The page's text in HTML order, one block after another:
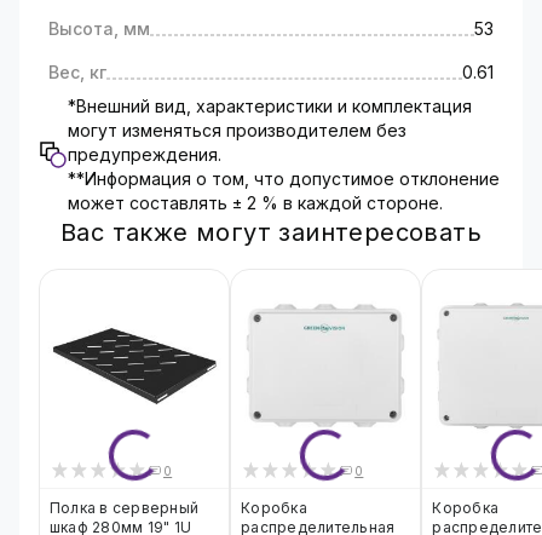
Высота, мм 53
Вес, кг
0.61
*Внешний вид, характеристики и комплектация
могут изменяться производителем без
предупреждения.
**Информация о том, что допустимое отклонение
может составлять ± 2 % в каждой стороне.
Вас также могут заинтересовать
0
Полка в серверный
шкаф 280мм 19" 1U
0
Коробка
распределительная
Коробка